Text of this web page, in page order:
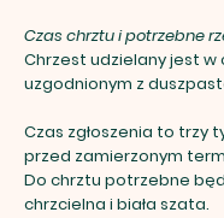
Czas chrztu i potrzebne
Chrzest udzielany jest w
uzgodnionym z
Czas zgłoszenia to trzy
przed zamierzonym
Do chrztu potrzebne
chrzcielna i biała szata.